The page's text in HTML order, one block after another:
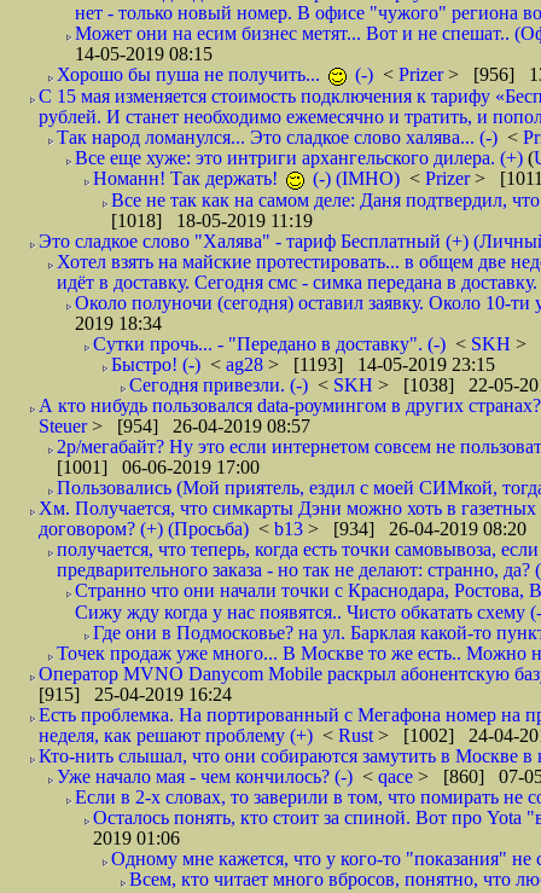
нет - только новый номер. В офисе "чужого" региона
Может они на есим бизнес метят... Вот и не спешат..
14-05-2019 08:15
Хорошо бы пуша не получить...
(-) < Prizer> [956]
С 15 мая изменяется стоимость подключения к тарифу
рублей. И станет необходимо ежемесячно и тратить, и
Так народ ломанулся... Это сладкое слово халява... (-) <
Все еще хуже: это интриги архангельского дилера. (+) (
Номанн! Так держать!
(-) (IMHO) < Prizer>
Все не так как на самом деле: Даня подтвердил,
[1018] 18-05-2019 11:19
Это сладкое слово "Халява" - тариф Бесплатный (+)
Хотел взять на майские протестировать... в общем две
идёт в доставку. Сегодня смс - симка передана в
Около полуночи (сегодня) оставил заявку. Около 10-ти
2019 18:34
Сутки прочь... - "Передано в доставку". (-) < SKH >
Быстро! (-) < ag28 > [1193] 14-05-2019 23:15
Сегодня привезли. (-) < SKH > [1038] 22-05-
А кто нибудь пользовался data-роумингом в других
Steuer> [954] 26-04-2019 08:57
2р/мегабайт? Ну это если интернетом совсем не
[1001] 06-06-2019 17:00
Пользовались (Мой приятель, ездил с моей СИМкой,
Хм. Получается, что симкарты Дэни можно хоть в газетных
договором? (+) (Просьба) < b13 > [934] 26-04-2019 08:20
получается, что теперь, когда есть точки самовывоза,
предварительного заказа - но так не делают: странно, да?
Странно что они начали точки с Краснодара,
Сижу жду когда у нас появятся.. Чисто обкатать схему
Где они в Подмосковье? на ул. Барклая какой-то
Точек продаж уже много... В Москве то же есть.. Можно
Оператор MVNO Danycom Mobile раскрыл абонентскую
[915] 25-04-2019 16:24
Есть проблемка. На портированный с Мегафона номер на
неделя, как решают проблему (+) < Rust > [1002] 24-04-
Кто-нить слышал, что они собираются замутить в Москве в
Уже начало мая - чем кончилось? (-) < qace > [860] 07-
Если в 2-х словах, то заверили в том, что помирать не
Осталось понять, кто стоит за спиной. Вот про Yota
2019 01:06
Одному мне кажется, что у кого-то "показания" не
Всем, кто читает много вбросов, понятно, что